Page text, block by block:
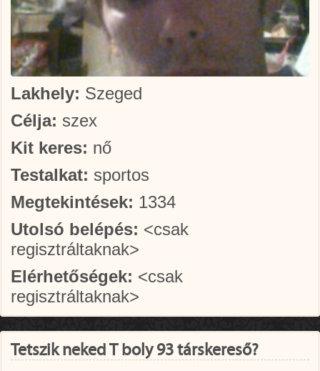
Lakhely: Szeged
Célja: szex
Kit keres: nő
Testalkat: sportos
Megtekintések: 1334
Utolsó belépés: <csak
regisztráltaknak>
Elérhetőségek: <csak
regisztráltaknak>
Tetszik neked T boly 93 társkereső?